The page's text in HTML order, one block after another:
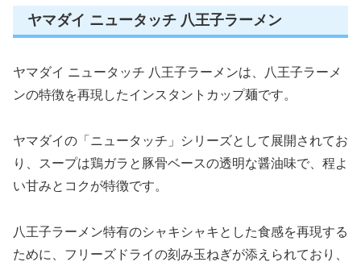
ヤマダイ ニュータッチ 八王子ラーメン
ヤマダイ ニュータッチ 八王子ラーメンは、八王子ラーメ
ンの特徴を再現したインスタントカップ麺です。
ヤマダイの「ニュータッチ」シリーズとして展開されてお
り、スープは鶏ガラと豚骨ベースの透明な醤油味で、程よ
い甘みとコクが特徴です。
八王子ラーメン特有のシャキシャキとした食感を再現する
ために、フリーズドライの刻み玉ねぎが添えられており、